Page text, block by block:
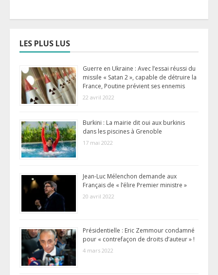
LES PLUS LUS
Guerre en Ukraine : Avec l’essai réussi du
missile « Satan 2 », capable de détruire la
France, Poutine prévient ses ennemis
22 avril 2022
Burkini : La mairie dit oui aux burkinis
dans les piscines à Grenoble
17 mai 2022
Jean-Luc Mélenchon demande aux
Français de « l’élire Premier ministre »
20 avril 2022
Présidentielle : Eric Zemmour condamné
pour « contrefaçon de droits d’auteur » !
4 mars 2022